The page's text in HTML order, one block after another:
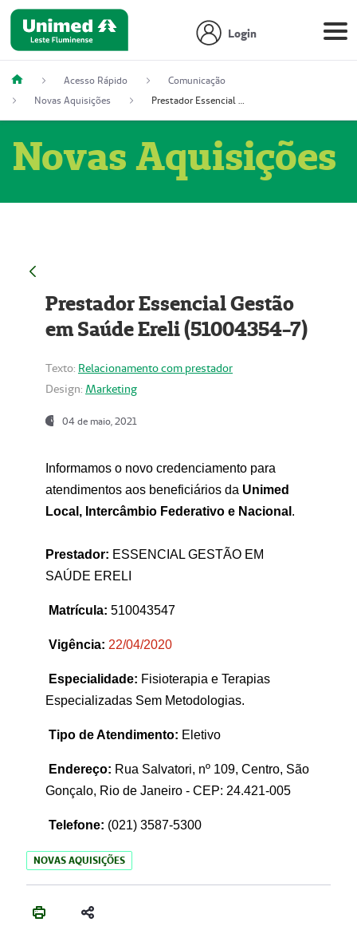
Login
Acesso Rápido
Comunicação
Novas Aquisições
Prestador Essencial Gestão em Saúde Ereli (51004354-7)
Novas Aquisições
Prestador Essencial Gestão
em Saúde Ereli (51004354-7)
Texto: Relacionamento com prestador
Design: Marketing
04 de maio, 2021
Informamos o novo credenciamento para
atendimentos aos beneficiários da Unimed
Local, Intercâmbio Federativo e Nacional .
Prestador: ESSENCIAL GESTÃO EM
SAÚDE ERELI
Matrícula: 510043547
Vigência: 22/04/2020
Especialidade: Fisioterapia e Terapias
Especializadas Sem Metodologias.
Tipo de Atendimento: Eletivo
Endereço: Rua Salvatori, nº 109, Centro, São
Gonçalo, Rio de Janeiro - CEP: 24.421-005
Telefone: (021) 3587-5300
NOVAS AQUISIÇÕES